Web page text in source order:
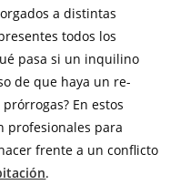
a distintas
todos los
pasa si un inquilino
de que haya un re-
En estos
profesionales para
frente a un conflicto
.